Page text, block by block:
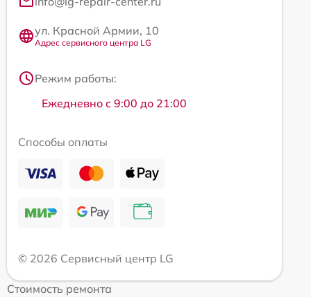
ул. Красной Армии, 10
Адрес сервисного центра LG
Режим работы:
Ежедневно с 9:00 до 21:00
Способы оплаты
© 2026 Сервисный центр LG
Стоимость ремонта